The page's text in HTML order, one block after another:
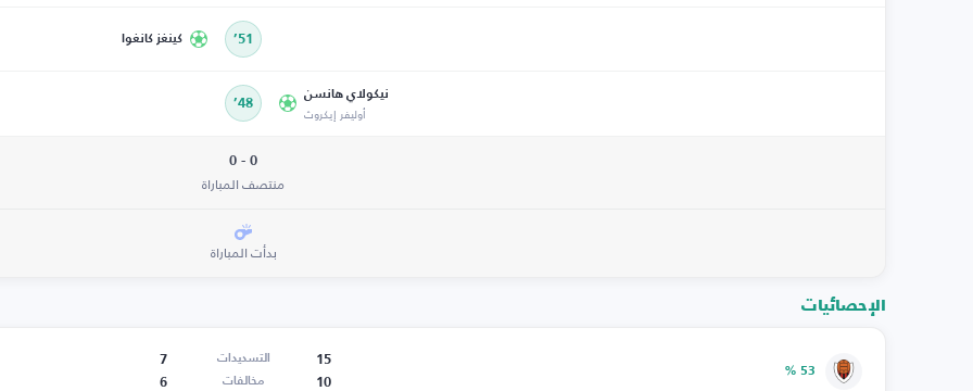
51’ كينغز كانغوا
نيكولاي هانسن
أوليفر إيكروث 48’
0 - 0
منتصف المباراة
بدأت المباراة
الإحصائيات
53 %
15 التسديدات
7
10
مخالفات 6